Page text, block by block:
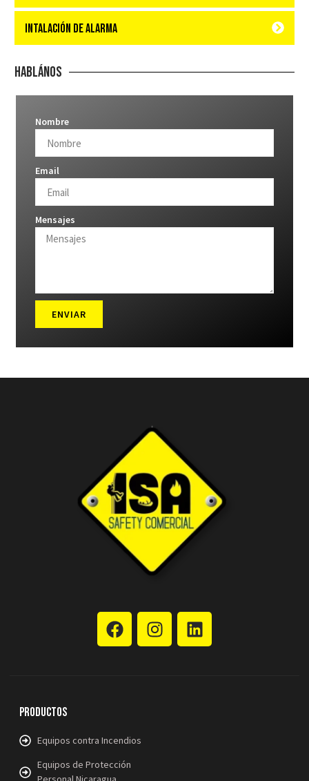
Intalación de Alarma
Hablános
Nombre
Email
Mensajes
ENVIAR
Productos
Equipos contra Incendios
Equipos de Protección